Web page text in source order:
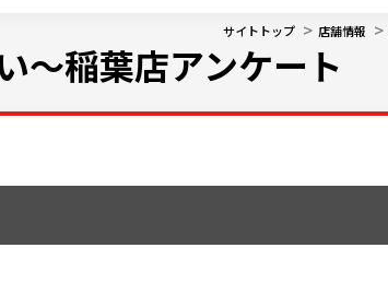
サイトトップ > 店舗情報 >
～稲葉店アンケート